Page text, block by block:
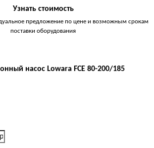
Узнать стоимость
предложение по цене и возможным срокам
поставки оборудования
насос Lowara FCE 80-200/185